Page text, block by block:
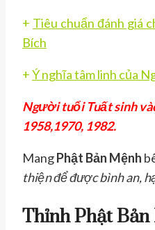
+ Tiêu chuẩn đánh giá
Bích
+Ý nghĩa tâm linh của
Người tuổi Tuất sinh
1958,1970, 1982.
MangPhật Bản Mệnh
thiện để được bình an,
Thỉnh Phật Bản